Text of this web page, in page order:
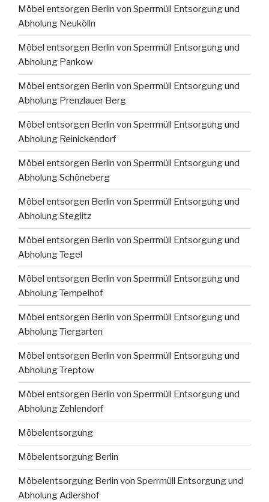
Möbel entsorgen Berlin von Sperrmüll Entsorgung und
Abholung Neukölln
Möbel entsorgen Berlin von Sperrmüll Entsorgung und
Abholung Pankow
Möbel entsorgen Berlin von Sperrmüll Entsorgung und
Abholung Prenzlauer Berg
Möbel entsorgen Berlin von Sperrmüll Entsorgung und
Abholung Reinickendorf
Möbel entsorgen Berlin von Sperrmüll Entsorgung und
Abholung Schöneberg
Möbel entsorgen Berlin von Sperrmüll Entsorgung und
Abholung Steglitz
Möbel entsorgen Berlin von Sperrmüll Entsorgung und
Abholung Tegel
Möbel entsorgen Berlin von Sperrmüll Entsorgung und
Abholung Tempelhof
Möbel entsorgen Berlin von Sperrmüll Entsorgung und
Abholung Tiergarten
Möbel entsorgen Berlin von Sperrmüll Entsorgung und
Abholung Treptow
Möbel entsorgen Berlin von Sperrmüll Entsorgung und
Abholung Zehlendorf
Möbelentsorgung
Möbelentsorgung Berlin
Möbelentsorgung Berlin von Sperrmüll Entsorgung und
Abholung Adlershof